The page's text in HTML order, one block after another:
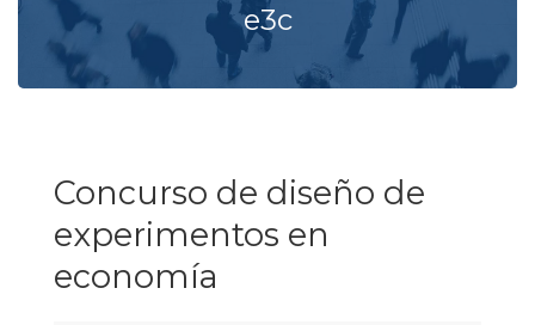
e3c
Concurso de diseño de
experimentos en
economía